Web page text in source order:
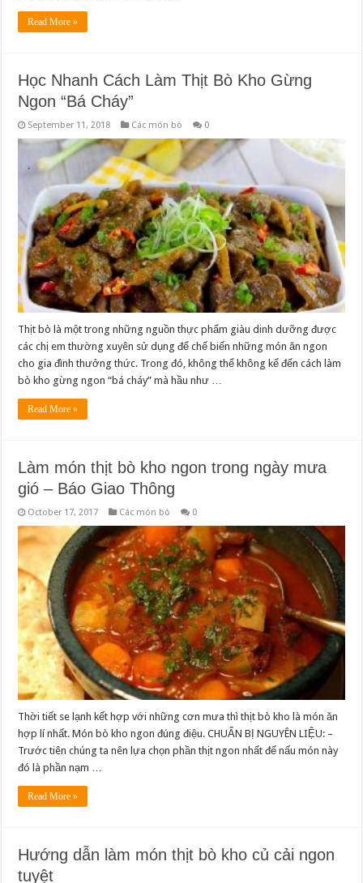
Read More »
Học Nhanh Cách Làm Thịt Bò Kho Gừng
Ngon “Bá Cháy”
September 11, 2018 Các món bò 0
Thịt bò là một trong những nguồn thực phẩm giàu dinh dưỡng được
các chị em thường xuyên sử dụng để chế biến những món ăn ngon
cho gia đình thưởng thức. Trong đó, không thể không kể đến cách làm
bò kho gừng ngon “bá cháy” mà hầu như …
Read More »
Làm món thịt bò kho ngon trong ngày mưa
gió – Báo Giao Thông
October 17, 2017 Các món bò 0
Thời tiết se lạnh kết hợp với những cơn mưa thì thịt bò kho là món ăn
hợp lí nhất. Món bò kho ngon đúng điệu. CHUẨN BỊ NGUYÊN LIỆU: –
Trước tiên chúng ta nên lựa chọn phần thịt ngon nhất để nấu món này
đó là phần nạm …
Read More »
Hướng dẫn làm món thịt bò kho củ cải ngon
tuyệt